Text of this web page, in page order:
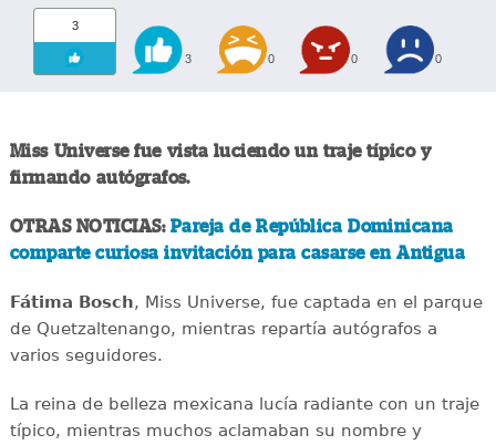
3
3 0 0 0
Miss Universe fue vista luciendo un traje típico y
firmando autógrafos.
OTRAS NOTICIAS: Pareja de República Dominicana
comparte curiosa invitación para casarse en Antigua
Fátima Bosch, Miss Universe, fue captada en el parque
de Quetzaltenango, mientras repartía autógrafos a
varios seguidores.
La reina de belleza mexicana lucía radiante con un traje
típico, mientras muchos aclamaban su nombre y